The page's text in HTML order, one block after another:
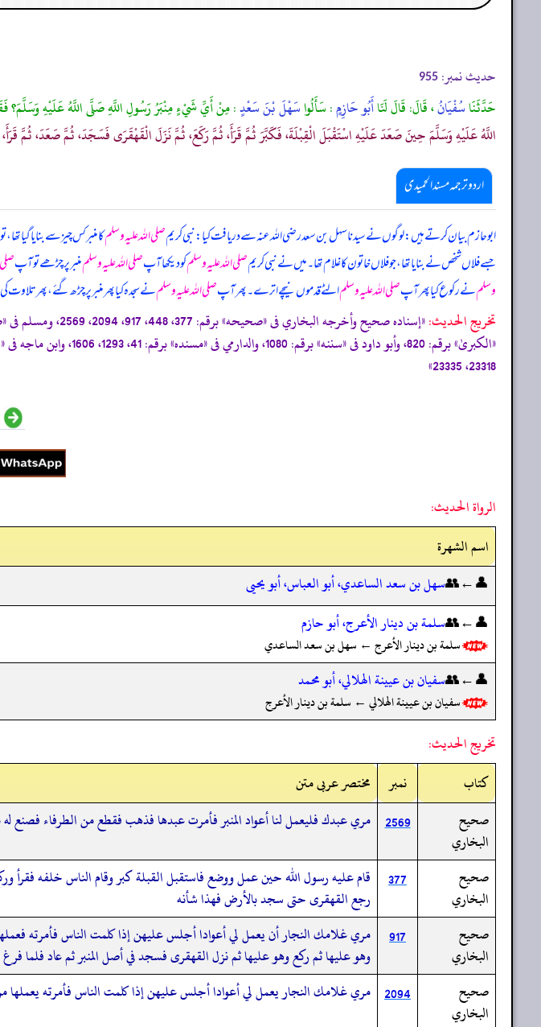
حدیث نمبر: 955
حَدَّثَنَاسُفْيَانُ، قَالَ: قَالَ لَنَاأَبُو حَازِمٍ: سَأَلُواسَهْلَ بْنَ سَعْدٍ: مِنْ أَيِّ شَيْءٍ مِنْبَرُ رَسُولِ اللَّهِ صَلَّى اللَّهُ عَلَيْهِ وَسَلَّمَ؟
اللَّهُ عَلَيْهِ وَسَلَّمَ حِينَ صَعَدَ عَلَيْهِ اسْتَقْبَلَ الْقِبْلَةَ، فَكَبَّرَ ثُمَّ قَرَأَ، ثُمَّ رَكَعَ، ثُمَّ نَزَلَ الْقَهْقَرَى فَسَجَدَ، ثُمَّ صَعَدَ، ثُمَّ
اردو ترجمہ مسند الحمیدی
ابو حازم بیان کرتے ہیں: لوگوں نے سیدنا سہل بن سعد رضی اللہ عنہ سے دریافت کیا: نبی کریمصلی اللہ علیہ وسلمکا منبر کس چیز سے بنایا گیا
جسے فلاں شخص نے بنایا تھا، جو فلاں خاتون کا غلام تھا۔ میں نے نبی کریمصلی اللہ علیہ وسلمکو دیکھا آپصلی اللہ علیہ وسلممنبر پر چڑھے تو آپ
وسلمنے رکوع کیا پھر آپصلی اللہ علیہ وسلمالٹے قدموں نیچے اترے۔ پھر آپصلی اللہ علیہ وسلمنے سجدہ کیا پھر منبر پر چڑھ گئے، پھر تلاوت
تخریج الحدیث:«إسناده صحيح وأخرجه البخاري فى«صحيحه»برقم: 377، 448، 917، 2094، 2569، ومسلم فى
«الكبریٰ»برقم: 820، وأبو داود فى «سننه»برقم: 1080، والدارمي فى «مسنده»برقم: 41، 1293، 1606، وابن ماجه فى
23318، 23335»
الرواة الحديث:
اسم الشهرة
👤←👥سهل بن سعد الساعدي، أبو العباس، أبو يحيى
👤←👥سلمة بن دينار الأعرج، أبو حازم
سلمة بن دينار الأعرج ← سهل بن سعد الساعدي
👤←👥سفيان بن عيينة الهلالي، أبو محمد
سفيان بن عيينة الهلالي ← سلمة بن دينار الأعرج
تخريج الحديث:
کتاب
نمبر
مختصر عربی متن
صحيح
البخاري
2569 مري عبدك فليعمل لنا أعواد المنبر فأمرت عبدها فذهب فقطع من الطرفاء فصنع له
صحيح
البخاري
377
قام عليه رسول الله حين عمل ووضع فاستقبل القبلة كبر وقام الناس خلفه فقرأ
رجع القهقرى حتى سجد بالأرض فهذا شأنه
صحيح
البخاري
917
مري غلامك النجار أن يعمل لي أعوادا أجلس عليهن إذا كلمت الناس فأمرته
وهو عليها ثم ركع وهو عليها ثم نزل القهقرى فسجد في أصل المنبر ثم عاد فلما
صحيح
البخاري
2094 مري غلامك النجار يعمل لي أعوادا أجلس عليهن إذا كلمت الناس فأمرته